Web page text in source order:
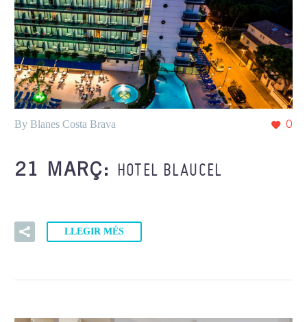
0
By Blanes Costa Brava
21 MARÇ: HOTEL BLAUCEL
LLEGIR MÉS